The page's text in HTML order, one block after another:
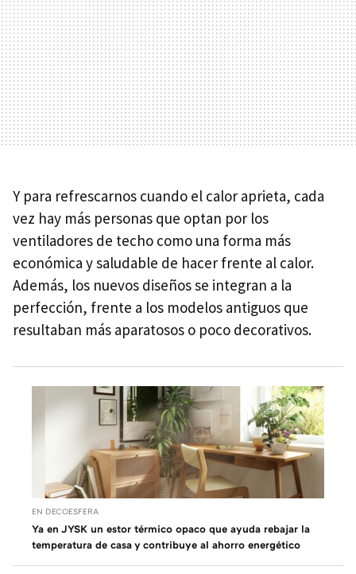
Y para refrescarnos cuando el calor aprieta, cada
vez hay más personas que optan por los
ventiladores de techo como una forma más
económica y saludable de hacer frente al calor.
Además, los nuevos diseños se integran a la
perfección, frente a los modelos antiguos que
resultaban más aparatosos o poco decorativos.
EN DECOESFERA
Ya en JYSK un estor térmico opaco que ayuda rebajar la
temperatura de casa y contribuye al ahorro energético